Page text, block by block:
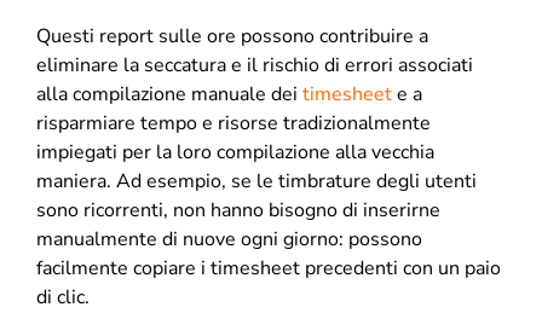
Questi report sulle ore possono contribuire a
eliminare la seccatura e il rischio di errori associati
alla compilazione manuale dei timesheete a
risparmiare tempo e risorse tradizionalmente
impiegati per la loro compilazione alla vecchia
maniera. Ad esempio, se le timbrature degli utenti
sono ricorrenti, non hanno bisogno di inserirne
manualmente di nuove ogni giorno: possono
facilmente copiare i timesheet precedenti con un paio
di clic.